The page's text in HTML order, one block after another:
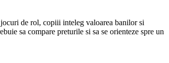
de rol, copiii inteleg valoarea banilor si
sa compare preturile si sa se orienteze spre un